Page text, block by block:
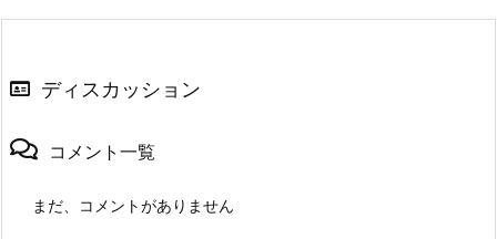
ディスカッション
コメント一覧
まだ、コメントがありません